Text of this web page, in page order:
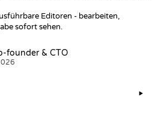
Editoren - bearbeiten,
sofort sehen.
founder & CTO
▶